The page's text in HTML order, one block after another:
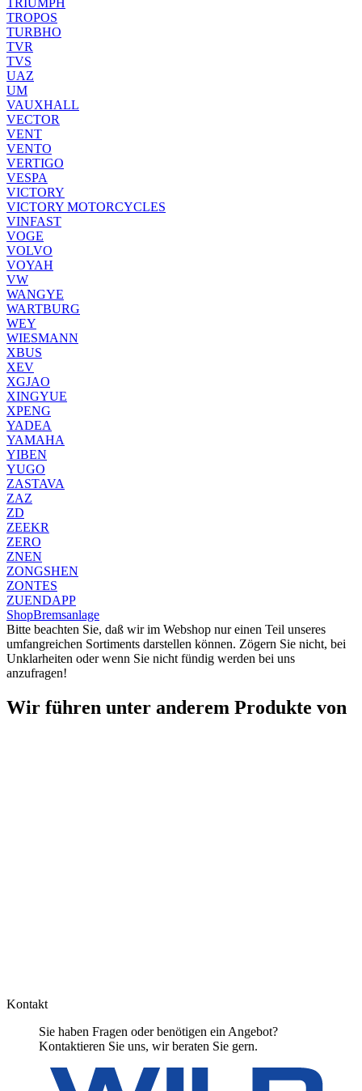
TRIUMPH
TROPOS
TURBHO
TVR
TVS
UAZ
UM
VAUXHALL
VECTOR
VENT
VENTO
VERTIGO
VESPA
VICTORY
VICTORY MOTORCYCLES
VINFAST
VOGE
VOLVO
VOYAH
VW
WANGYE
WARTBURG
WEY
WIESMANN
XBUS
XEV
XGJAO
XINGYUE
XPENG
YADEA
YAMAHA
YIBEN
YUGO
ZASTAVA
ZAZ
ZD
ZEEKR
ZERO
ZNEN
ZONGSHEN
ZONTES
ZUENDAPP
ShopBremsanlage
Bitte beachten Sie, daß wir im Webshop nur einen Teil unseres
umfangreichen Sortiments darstellen können. Zögern Sie nicht, bei
Unklarheiten oder wenn Sie nicht fündig werden bei uns
anzufragen!
Wir führen unter anderem Produkte von
Kontakt
Sie haben Fragen oder benötigen ein Angebot?
Kontaktieren Sie uns, wir beraten Sie gern.